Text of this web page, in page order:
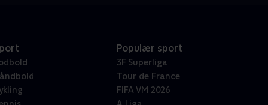
Populær sport
3F Superliga
Tour de France
FIFA VM 2026